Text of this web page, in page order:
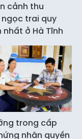
cảnh thu
trai quy
nhất ở Hà Tĩnh
trong cấp
nhận quyền